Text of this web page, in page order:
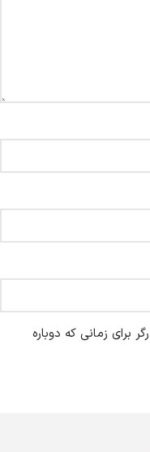
برای زمانی که دوباره